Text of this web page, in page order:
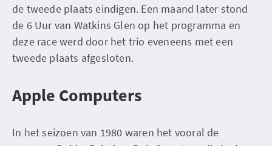
de tweede plaats eindigen. Een maand later stond
de 6 Uur van Watkins Glen op het programma en
deze race werd door het trio eveneens met een
tweede plaats afgesloten.
Apple Computers
In het seizoen van 1980 waren het vooral de